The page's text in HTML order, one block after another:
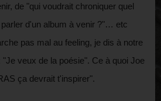
de "qui voudrait chroniquer quel
d'un album à venir ?"… etc
pas mal au feeling, je dis à notre
veux de la poésie". Ce à quoi Joe
ça devrait t'inspirer".